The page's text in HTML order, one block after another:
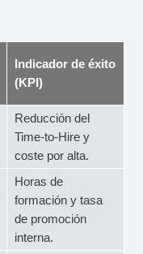
Indicador de éxito
(KPI)
Reducción del
Time-to-Hire y
coste por alta.
Horas de
formación y tasa
de promoción
interna.